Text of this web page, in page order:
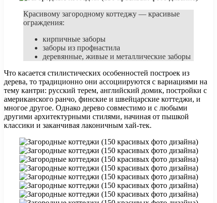
Красивому загородному коттеджу — красивые
ограждения:
кирпичные заборы
заборы из профнастила
деревянные, живые и металлические заборы
Что касается стилистических особенностей построек из
дерева, то традиционно они ассоциируются с вариациями на
тему кантри: русский терем, английский домик, постройки с
американского ранчо, финские и швейцарские коттеджи, и
многое другое. Однако дерево совместимо и с любыми
другими архитектурными стилями, начиная от пышкой
классики и заканчивая лаконичным хай-тек.